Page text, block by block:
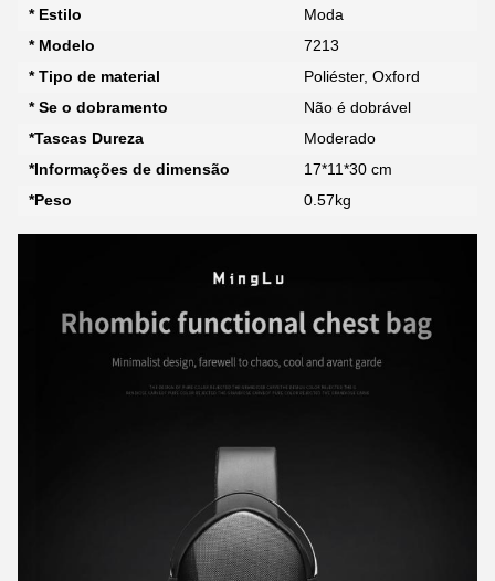
* Estilo
Moda
* Modelo
7213
* Tipo de material
Poliéster, Oxford
* Se o dobramento
Não é dobrável
*Tascas Dureza
Moderado
*Informações de dimensão
17*11*30 cm
*Peso
0.57kg